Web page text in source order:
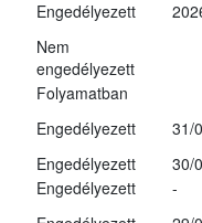
Engedélyezett
Nem
engedélyezett
Folyamatban
Engedélyezett
31/
Engedélyezett
30/
Engedélyezett
-